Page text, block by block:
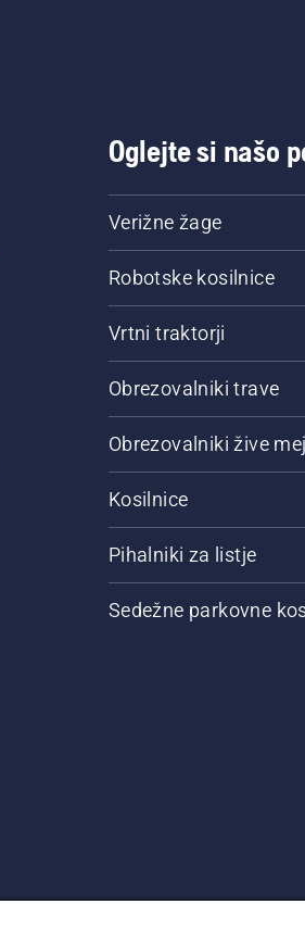
Oglejte si našo
Verižne žage
Robotske kosilnice
Vrtni traktorji
Obrezovalniki trave
Obrezovalniki žive
Kosilnice
Pihalniki za listje
Sedežne parkovne